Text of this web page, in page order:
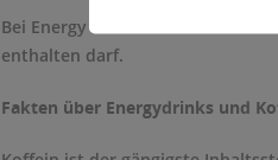
Bei Energy Drinks handelt es
enthalten darf.
Fakten über Energydrinks und